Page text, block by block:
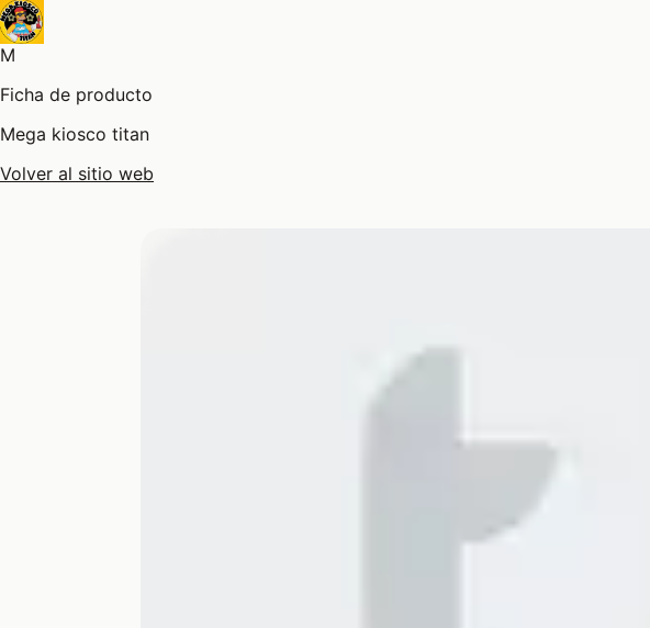
M
Ficha de producto
Mega kiosco titan
Volver al sitio web